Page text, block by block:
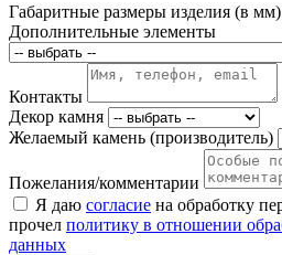
Габаритные размеры изделия (в мм)
Дополнительные элементы
Контакты
Декор камня
Желаемый камень (производитель)
Пожелания/комментарии
Я даю согласие на обработку
прочел политику в отношении
данных